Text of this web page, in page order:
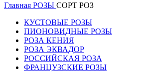
Главная РОЗЫ СОРТ РОЗ
КУСТОВЫЕ РОЗЫ
ПИОНОВИДНЫЕ РОЗЫ
РОЗА КЕНИЯ
РОЗА ЭКВАДОР
РОССИЙСКАЯ РОЗА
ФРАНЦУЗСКИЕ РОЗЫ